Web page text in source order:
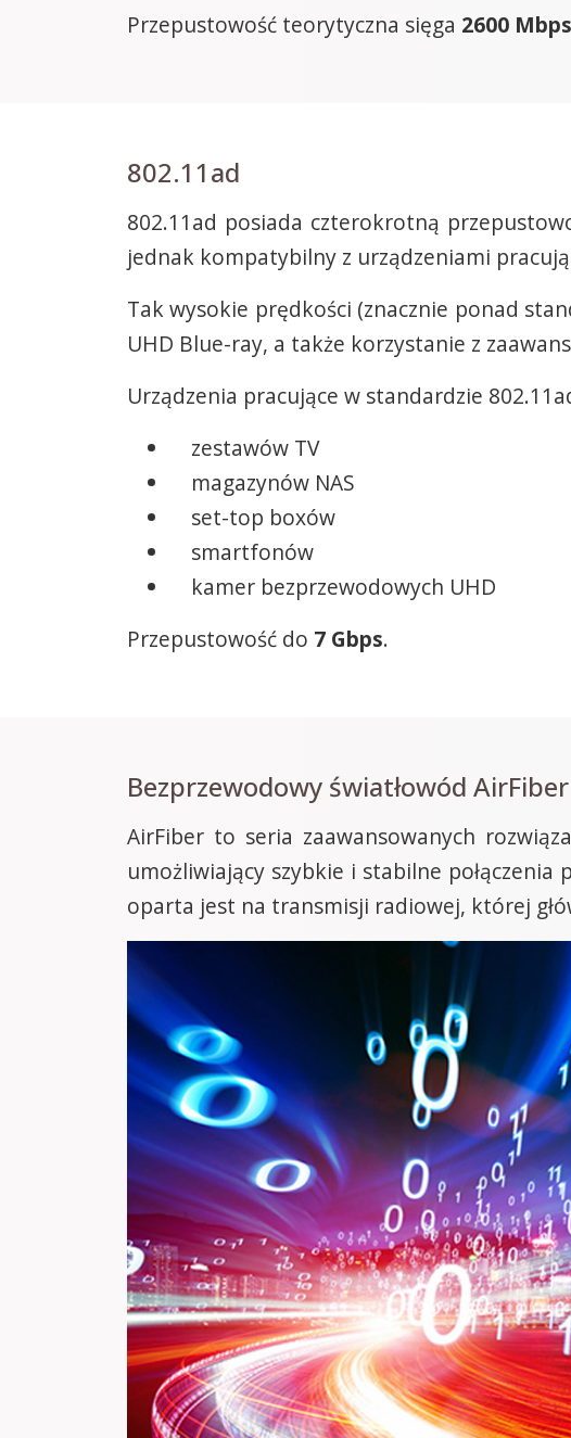
Przepustowość teorytyczna sięga 2600 Mbps
802.11ad
802.11ad posiada czterokrotną
jednak kompatybilny z urządzeniami
Tak wysokie prędkości (znacznie ponad
UHD Blue-ray, a także korzystanie z
Urządzenia pracujące w standardzie
zestawów TV
magazynów NAS
set-top boxów
smartfonów
kamer bezprzewodowych UHD
Przepustowość do 7 Gbps.
Bezprzewodowy światłowód AirFiber
AirFiber to seria zaawansowanych
umożliwiający szybkie i stabilne
oparta jest na transmisji radiowej, której